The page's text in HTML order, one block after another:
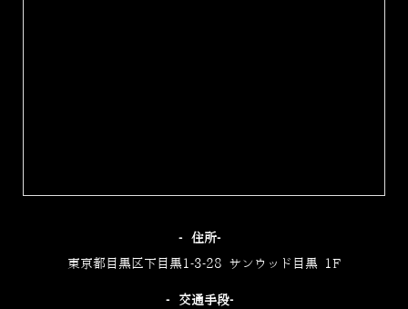
‐住所‐
東京都目黒区下目黒1-3-28 サンウッド目黒 1F
‐交通手段‐